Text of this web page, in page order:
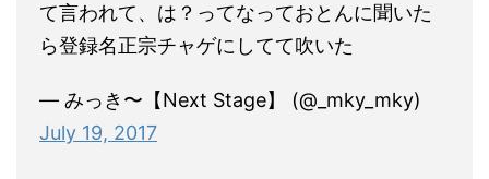
て言われて、は？ってなっておとんに聞いた
ら登録名正宗チャゲにしてて吹いた
— みっき〜【Next Stage】 (@_mky_mky)
July 19, 2017